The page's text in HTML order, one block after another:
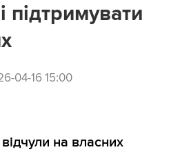
підтримувати
04-16 15:00
на власних